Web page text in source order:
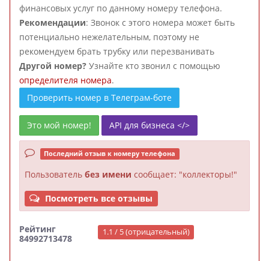
финансовых услуг по данному номеру телефона.
Рекомендации: Звонок с этого номера может быть
потенциально нежелательным, поэтому не
рекомендуем брать трубку или перезванивать
Другой номер? Узнайте кто звонил с помощью
определителя номера.
Проверить номер в Телеграм-боте
Это мой номер! API для бизнеса </>
Последний отзыв к номеру телефона
Пользователь без имени сообщает: "коллекторы!"
Посмотреть все отзывы
Рейтинг
84992713478
1.1 / 5 (отрицательный)